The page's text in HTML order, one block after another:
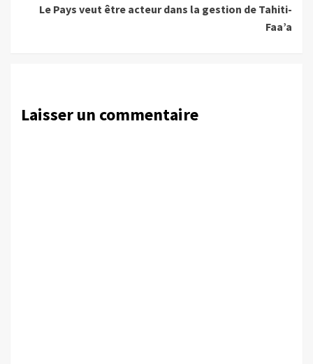
Le Pays veut être acteur dans la gestion de Tahiti-
Faa’a
Laisser un commentaire